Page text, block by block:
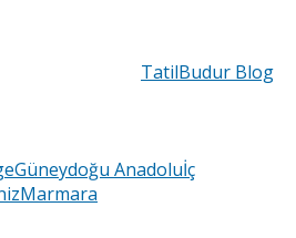
TatilBudur Blog
Güneydoğu Anadoluİç
Marmara